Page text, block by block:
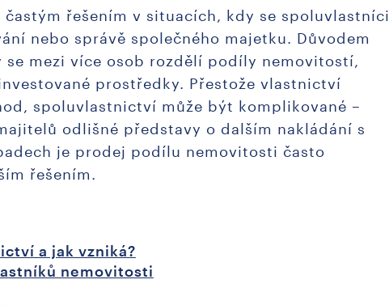
řešením v situacích, kdy se spoluvlastníci
nebo správě společného majetku. Důvodem
mezi více osob rozdělí podíly nemovitostí,
prostředky. Přestože vlastnictví
spoluvlastnictví může být komplikované –
odlišné představy o dalším nakládání s
je prodej podílu nemovitosti často
řešením.
a jak vzniká?
nemovitosti